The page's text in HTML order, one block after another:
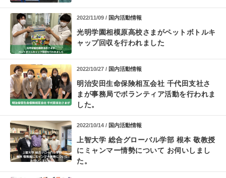
2022/11/09 / 国内活動情報
光明学園相模原高校さまがペットボトルキ
ャップ回収を行われました
2022/10/27 / 国内活動情報
明治安田生命保険相互会社 千代田支社さ
まが事務局でボランティア活動を行われま
した。
2022/10/14 / 国内活動情報
上智大学 総合グローバル学部 根本 敬教授
に ミャンマー情勢について お伺いしまし
た。